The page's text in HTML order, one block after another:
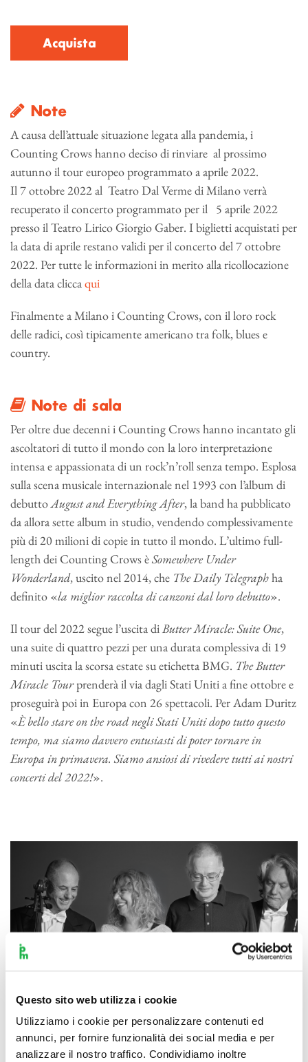
Questo sito web utilizza i cookie
Utilizziamo i cookie per personalizzare contenuti ed
annunci, per fornire funzionalità dei social media e per
analizzare il nostro traffico. Condividiamo inoltre
Acquista
Note
A causa dell’attuale situazione legata alla pandemia, i
Counting Crows hanno deciso di rinviare al prossimo
autunno il tour europeo programmato a aprile 2022.
Il 7 ottobre 2022 al Teatro Dal Verme di Milano verrà
recuperato il concerto programmato per il 5 aprile 2022
presso il Teatro Lirico Giorgio Gaber. I biglietti acquistati per
la data di aprile restano validi per il concerto del 7 ottobre
2022. Per tutte le informazioni in merito alla ricollocazione
della data cliccaqui
Finalmente a Milano i Counting Crows,con il loro rock
delle radici, così tipicamente americano tra folk, blues e
country.
Note di sala
Per oltre due decenni i Counting Crows hanno incantato gli
ascoltatori di tutto il mondo con la loro interpretazione
intensa e appassionata di un rock’n’roll senza tempo. Esplosa
sulla scena musicale internazionale nel 1993 con l’album di
debuttoAugust and Everything After, la band ha pubblicato
da allora sette album in studio, vendendo complessivamente
più di 20 milioni di copie in tutto il mondo. L’ultimo full-
length dei Counting Crows èSomewhere Under
Wonderland, uscito nel 2014, che The Daily Telegraphha
definito «la miglior raccolta di canzoni dal loro debutto».
Il tour del 2022 segue l’uscita diButter Miracle: Suite One,
una suite di quattro pezzi per una durata complessiva di 19
minuti uscita la scorsa estate su etichetta BMG. The Butter
Miracle Tourprenderà il via dagli Stati Uniti a fine ottobre e
proseguirà poi in Europa con 26 spettacoli. Per Adam Duritz
«È bello stare on the road negli Stati Uniti dopo tutto questo
tempo, ma siamo davvero entusiasti di poter tornare in
Europa in primavera. Siamo ansiosi di rivedere tutti ai nostri
concerti del 2022!».